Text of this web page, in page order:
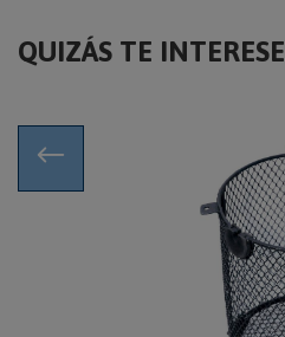
QUIZÁS TE INTERESE